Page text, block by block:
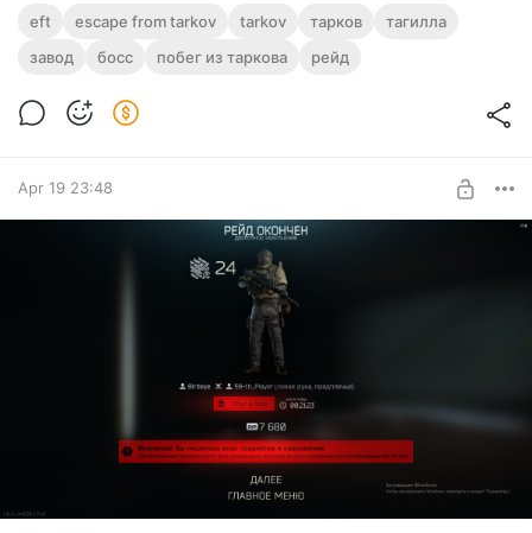
eft escape from tarkov tarkov тарков
тагилла
завод
босс побег из таркова рейд
Apr 19 23:48